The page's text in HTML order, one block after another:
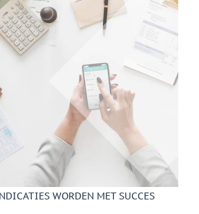
WORDEN MET SUCCES